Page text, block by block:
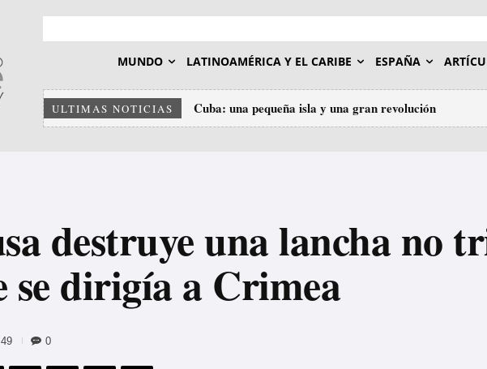
MUNDO LATINOAMÉRICA Y EL CARIBE ESPAÑA
ULTIMAS NOTICIAS Cuba: una pequeña isla y una gran revolución
destruye una lancha no
se dirigía a Crimea
49 0